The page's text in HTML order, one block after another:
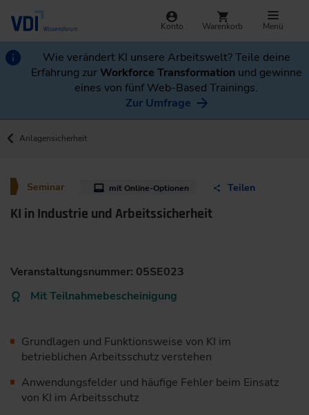
Konto Warenkorb Menü
Wie verändert KI unsere Arbeitswelt? Teile deine
Erfahrung zurWorkforce Transformation und gewinne
eines von fünf Web-Based Trainings.
Zur Umfrage
Anlagensicherheit
Seminar mit Online-Optionen Teilen
KI in Industrie und Arbeitssicherheit
Veranstaltungsnummer: 05SE023
Mit Teilnahmebescheinigung
Grundlagen und Funktionsweise von KI im
betrieblichen Arbeitsschutz verstehen
Anwendungsfelder und häufige Fehler beim Einsatz
von KI im Arbeitsschutz